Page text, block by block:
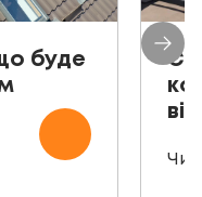
буде